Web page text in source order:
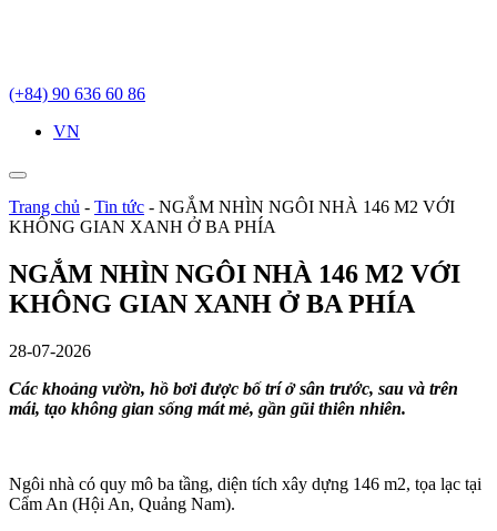
(+84) 90 636 60 86
VN
Trang chủ - Tin tức - NGẮM NHÌN NGÔI NHÀ 146 M2 VỚI
KHÔNG GIAN XANH Ở BA PHÍA
NGẮM NHÌN NGÔI NHÀ 146 M2 VỚI
KHÔNG GIAN XANH Ở BA PHÍA
28-07-2026
Các khoảng vườn, hồ bơi được bố trí ở sân trước, sau và trên
mái, tạo không gian sống mát mẻ, gần gũi thiên nhiên.
Ngôi nhà có quy mô ba tầng, diện tích xây dựng 146 m2, tọa lạc tại
Cẩm An (Hội An, Quảng Nam).